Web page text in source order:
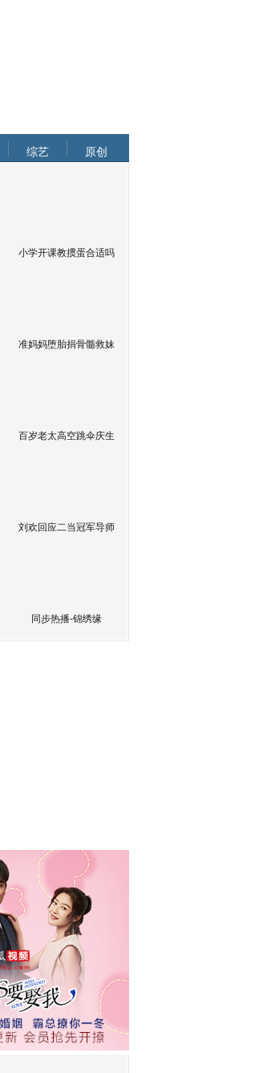
综艺 原创
小学开课教掼蛋合适吗
准妈妈堕胎捐骨髓救妹
百岁老太高空跳伞庆生
刘欢回应二当冠军导师
同步热播-锦绣缘